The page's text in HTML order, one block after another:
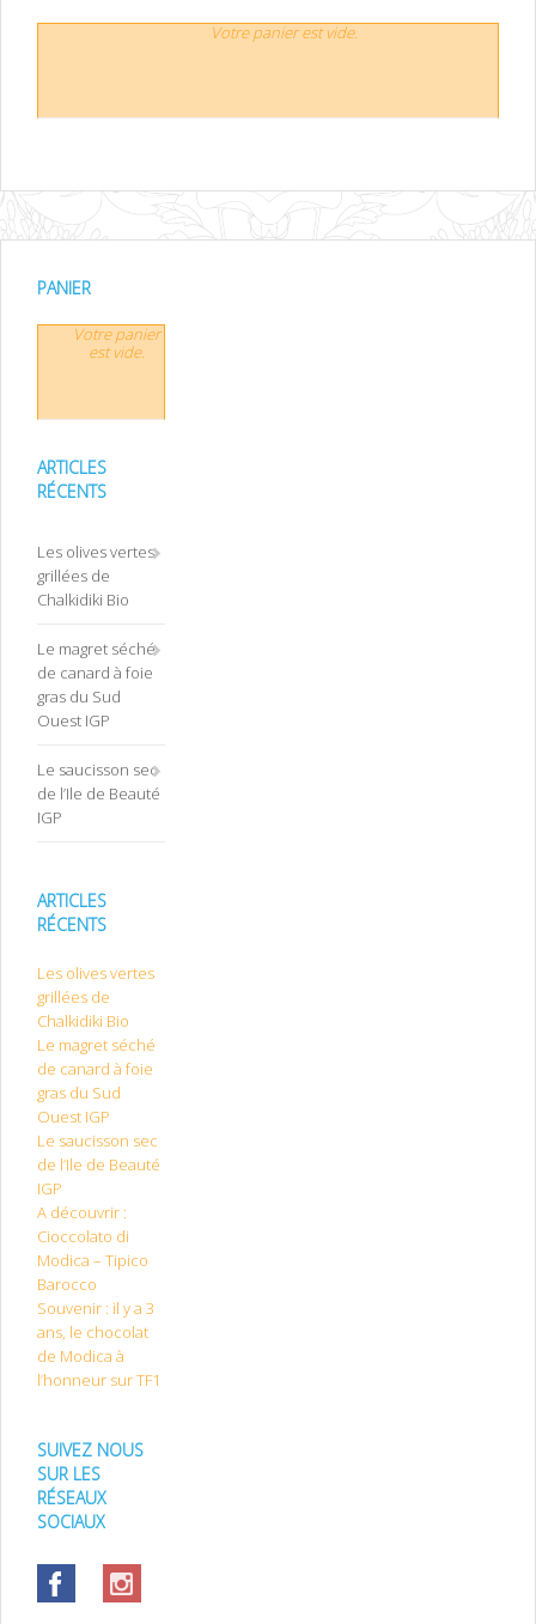
Votre panier est vide.
PANIER
Votre panier
est vide.
ARTICLES
RÉCENTS
Les olives vertes
grillées de
Chalkidiki Bio
Le magret séché
de canard à foie
gras du Sud
Ouest IGP
Le saucisson sec
de l’Ile de Beauté
IGP
ARTICLES
RÉCENTS
Les olives vertes
grillées de
Chalkidiki Bio
Le magret séché
de canard à foie
gras du Sud
Ouest IGP
Le saucisson sec
de l’Ile de Beauté
IGP
A découvrir :
Cioccolato di
Modica – Tipico
Barocco
Souvenir : il y a 3
ans, le chocolat
de Modica à
l’honneur sur TF1
SUIVEZ NOUS
SUR LES
RÉSEAUX
SOCIAUX